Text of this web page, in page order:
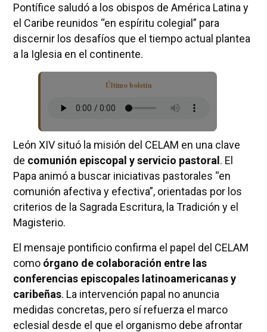
Pontífice saludó a los obispos de América Latina y
el Caribe reunidos “en espíritu colegial” para
discernir los desafíos que el tiempo actual plantea
a la Iglesia en el continente.
Último boletín
León XIV situó la misión del CELAM en una clave
de comunión episcopal y servicio pastoral. El
Papa animó a buscar iniciativas pastorales “en
comunión afectiva y efectiva”, orientadas por los
criterios de la Sagrada Escritura, la Tradición y el
Magisterio.
El mensaje pontificio confirma el papel del CELAM
como órgano de colaboración entre las
conferencias episcopales latinoamericanas y
caribeñas. La intervención papal no anuncia
medidas concretas, pero sí refuerza el marco
eclesial desde el que el organismo debe afrontar